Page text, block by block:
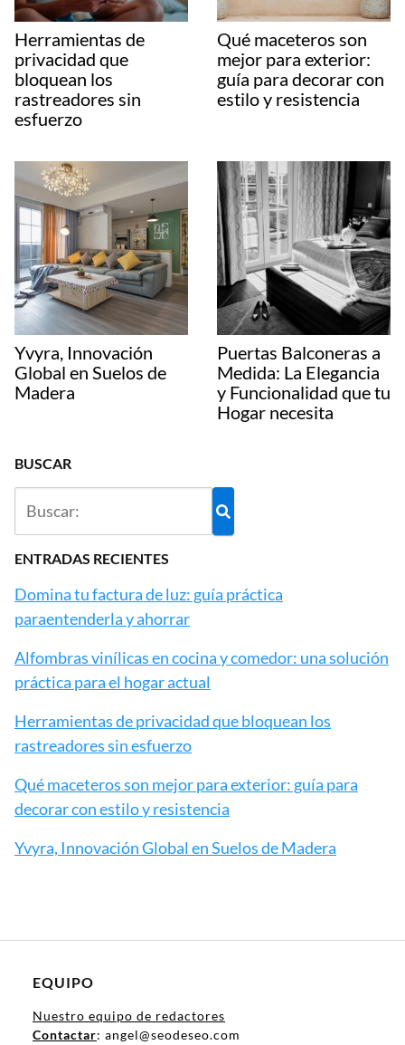
Herramientas de
privacidad que
bloquean los
rastreadores sin
esfuerzo
Qué maceteros son
mejor para exterior:
guía para decorar con
estilo y resistencia
Yvyra, Innovación
Global en Suelos de
Madera
Puertas Balconeras a
Medida: La Elegancia
y Funcionalidad que tu
Hogar necesita
BUSCAR
ENTRADAS RECIENTES
Domina tu factura de luz: guía práctica
paraentenderla y ahorrar
Alfombras vinílicas en cocina y comedor: una solución
práctica para el hogar actual
Herramientas de privacidad que bloquean los
rastreadores sin esfuerzo
Qué maceteros son mejor para exterior: guía para
decorar con estilo y resistencia
Yvyra, Innovación Global en Suelos de Madera
EQUIPO
Nuestro equipo de redactores
Contactar: angel@seodeseo.com